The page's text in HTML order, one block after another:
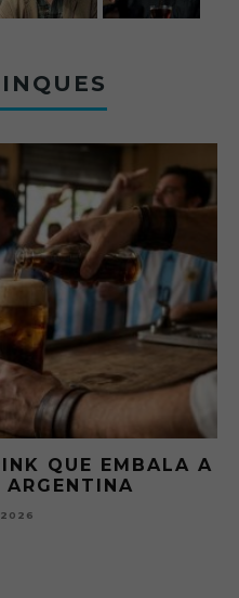
QUE EMBALA A